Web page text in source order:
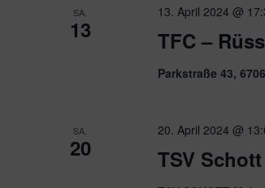
SA.
13 TFC –
13. April 2024 @
Parkstraße 43,
SA.
20 TSV
20. April 2024 @